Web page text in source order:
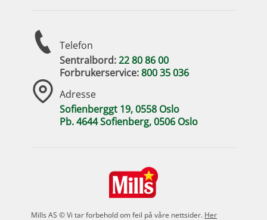
Telefon
Sentralbord:22 80 86 00
Forbrukerservice:800 35 036
Adresse
Sofienberggt 19, 0558 Oslo
Pb. 4644 Sofienberg, 0506 Oslo
Mills AS © Vi tar forbehold om feil på våre nettsider. Her